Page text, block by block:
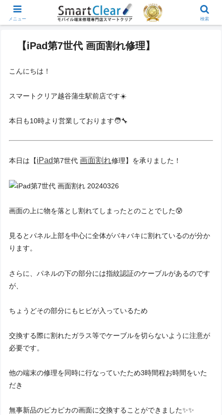
【iPad第7世代 画面割れ修理】
こんにちは！
スマートクリア越谷蒲生駅前店です☀️
本日も10時より営業しております🧑‍🔧
本日は【iPad第7世代 画面割れ修理】を承りました！
画面の上に物を落とし割れてしまったとのことでした😰
見るとパネル上部を中心に全体がバキバキに割れているのが分か
ります。
さらに、パネルの下の部分には指紋認証のケーブルがあるのです
が、
ちょうどその部分にもヒビが入っているため
交換する際に割れたガラス等でケーブルを切らないように注意が
必要です。
他の端末の修理を同時に行なっていたため3時間程お時間をいた
だき
無事新品のピカピカの画面に交換することができました✨✨
メニュー 検索